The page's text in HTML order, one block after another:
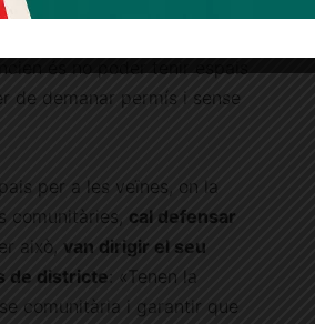
tràmits burocràtics», van
és no poder tenir espais
de demanar permís i sense
per a les veïnes, on la
cal defensar
això, van dirigir el seu
de districte: «Tenen la
comunitària i garantir que